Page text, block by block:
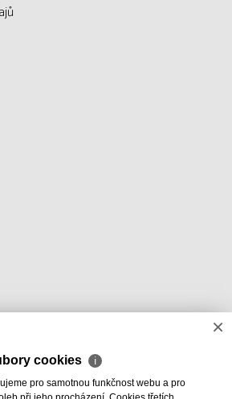
×
cookies ℹ
pro samotnou funkčnost webu a pro